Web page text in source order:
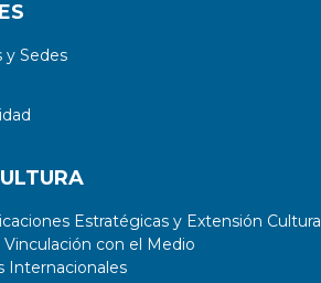
Sedes
Estratégicas y Extensión Cultural
con el Medio
Internacionales